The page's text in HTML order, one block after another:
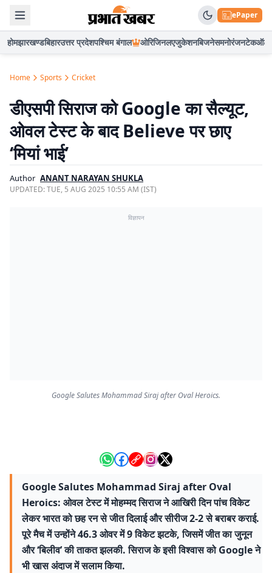
ePaper
होमझारखण्डबिहारउत्तर प्रदेशपश्चिम बंगाल ओरिजिनलएजुकेशनबिजनेसमनोरंजनटेकऑटो
Home Sports Cricket
डीएसपी सिराज को Google का सैल्यूट,
ओवल टेस्ट के बाद Believe पर छाए
‘मियां भाई’
Author ANANT NARAYAN SHUKLA
UPDATED:TUE, 5 AUG 2025 10:55 AM (IST)
विज्ञापन
Google Salutes Mohammad Siraj after Oval Heroics.
Google Salutes Mohammad Siraj after Oval
Heroics: ओवल टेस्ट में मोहम्मद सिराज ने आखिरी दिन पांच विकेट
लेकर भारत को छह रन से जीत दिलाई और सीरीज 2-2 से बराबर कराई.
पूरे मैच में उन्होंने 46.3 ओवर में 9 विकेट झटके, जिसमें जीत का जुनून
और ‘बिलीव’ की ताकत झलकी. सिराज के इसी विश्वास को Google ने
भी खास अंदाज में सलाम किया.